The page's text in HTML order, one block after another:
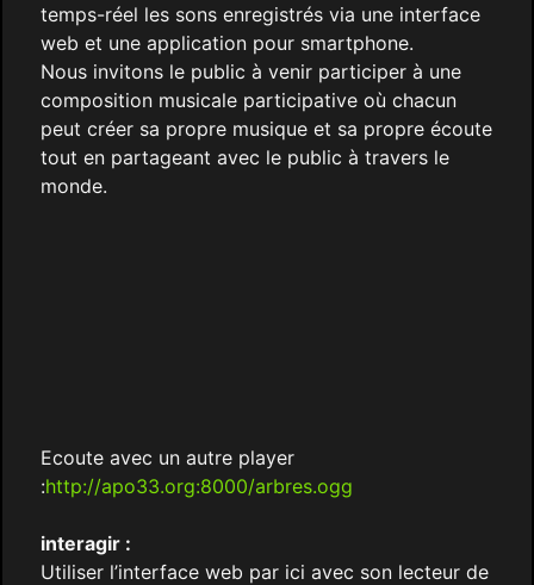
temps-réel les sons enregistrés via une interface
web et une application pour smartphone.
Nous invitons le public à venir participer à une
composition musicale participative où chacun
peut créer sa propre musique et sa propre écoute
tout en partageant avec le public à travers le
monde.
Ecoute avec un autre player
:http://apo33.org:8000/arbres.ogg
interagir :
Utiliser l’interface web par ici avec son lecteur de